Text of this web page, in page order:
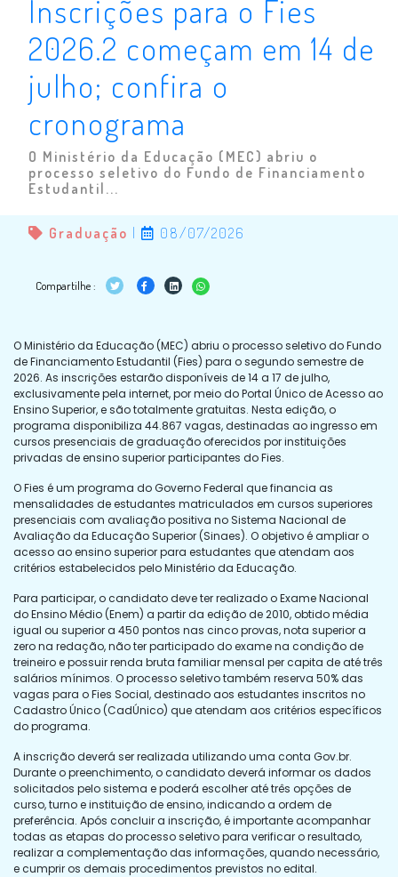
Inscrições para o Fies
2026.2 começam em 14 de
julho; confira o
cronograma
O Ministério da Educação (MEC) abriu o
processo seletivo do Fundo de Financiamento
Estudantil...
Graduação | 08/07/2026
Compartilhe :
O Ministério da Educação (MEC) abriu o processo seletivo do Fundo
de Financiamento Estudantil (Fies) para o segundo semestre de
2026. As inscrições estarão disponíveis de 14 a 17 de julho,
exclusivamente pela internet, por meio do Portal Único de Acesso ao
Ensino Superior, e são totalmente gratuitas. Nesta edição, o
programa disponibiliza 44.867 vagas, destinadas ao ingresso em
cursos presenciais de graduação oferecidos por instituições
privadas de ensino superior participantes do Fies.
O Fies é um programa do Governo Federal que financia as
mensalidades de estudantes matriculados em cursos superiores
presenciais com avaliação positiva no Sistema Nacional de
Avaliação da Educação Superior (Sinaes). O objetivo é ampliar o
acesso ao ensino superior para estudantes que atendam aos
critérios estabelecidos pelo Ministério da Educação.
Para participar, o candidato deve ter realizado o Exame Nacional
do Ensino Médio (Enem) a partir da edição de 2010, obtido média
igual ou superior a 450 pontos nas cinco provas, nota superior a
zero na redação, não ter participado do exame na condição de
treineiro e possuir renda bruta familiar mensal per capita de até três
salários mínimos. O processo seletivo também reserva 50% das
vagas para o Fies Social, destinado aos estudantes inscritos no
Cadastro Único (CadÚnico) que atendam aos critérios específicos
do programa.
A inscrição deverá ser realizada utilizando uma conta Gov.br.
Durante o preenchimento, o candidato deverá informar os dados
solicitados pelo sistema e poderá escolher até três opções de
curso, turno e instituição de ensino, indicando a ordem de
preferência. Após concluir a inscrição, é importante acompanhar
todas as etapas do processo seletivo para verificar o resultado,
realizar a complementação das informações, quando necessário,
e cumprir os demais procedimentos previstos no edital.